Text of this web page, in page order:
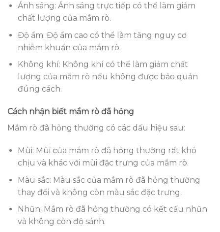
Ánh sáng: Ánh sáng trực tiếp có thể làm giảm
chất lượng của mắm rò.
Độ ẩm: Độ ẩm cao có thể làm tăng nguy cơ
nhiễm khuẩn của mắm rò.
Không khí: Không khí có thể làm giảm chất
lượng của mắm rò nếu không được bảo quản
đúng cách.
Cách nhận biết mắm rò đã hỏng
Mắm rò đã hỏng thường có các dấu hiệu sau:
Mùi: Mùi của mắm rò đã hỏng thường rất khó
chịu và khác với mùi đặc trưng của mắm rò.
Màu sắc: Màu sắc của mắm rò đã hỏng thường
thay đổi và không còn màu sắc đặc trưng.
Nhũn: Mắm rò đã hỏng thường có kết cấu nhũn
và không còn độ sánh.